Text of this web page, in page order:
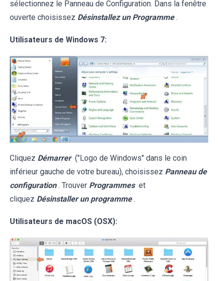
sélectionnez le Panneau de Configuration. Dans la fenêtre
ouverte choisissez Désinstallez un Programme .
Utilisateurs de Windows 7:
Cliquez Démarrer ("Logo de Windows" dans le coin
inférieur gauche de votre bureau), choisissez Panneau de
configuration . Trouver Programmes et
cliquez Désinstaller un programme .
Utilisateurs de macOS (OSX):